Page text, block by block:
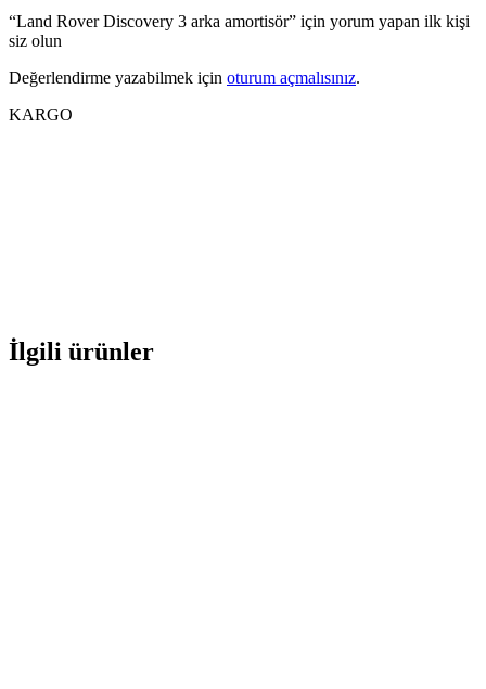
“Land Rover Discovery 3 arka amortisör” için yorum yapan ilk kişi
siz olun
Değerlendirme yazabilmek için oturum açmalısınız.
KARGO
İlgili ürünler